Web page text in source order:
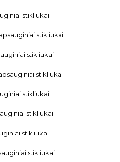
stikliukai
stikliukai
stikliukai
stikliukai
stikliukai
stikliukai
stikliukai
stikliukai